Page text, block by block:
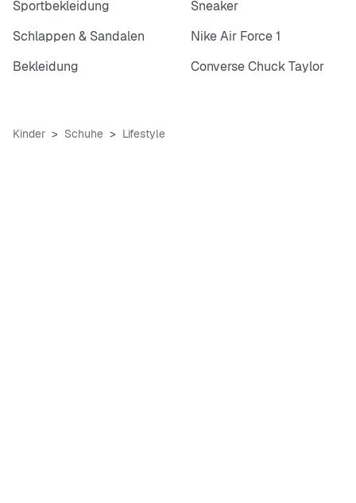
Sportbekleidung
Sneaker
Schlappen & Sandalen
Nike Air Force 1
Bekleidung
Converse Chuck Taylor
Kinder Schuhe Lifestyle